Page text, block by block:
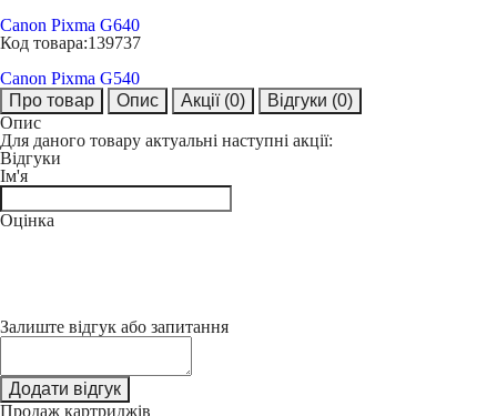
Canon Pixma G640
Код товара:139737
Canon Pixma G540
Про товар
Опис Акції (0) Відгуки (0)
Опис
Для даного товару актуальні наступні акції:
Відгуки
Ім'я
Оцінка
Залиште відгук або запитання
Додати відгук
Продаж картриджів